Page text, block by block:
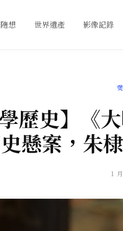
想 世界遺產 影像記錄
學歷史】《
懸案，朱
1